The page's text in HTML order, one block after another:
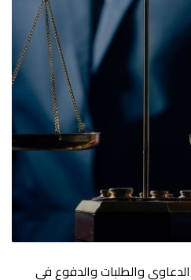
والطلبات والدفوع فى